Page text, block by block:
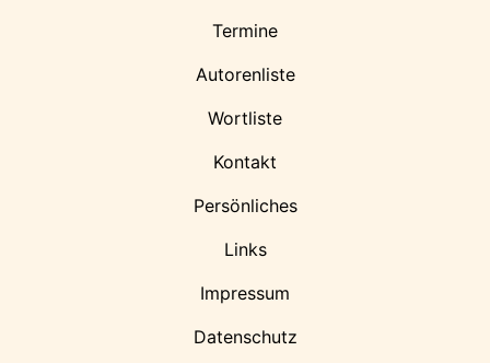
Termine
Autorenliste
Wortliste
Kontakt
Persönliches
Links
Impressum
Datenschutz